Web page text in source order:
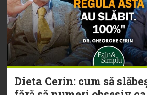
Dieta Cerin: cum să